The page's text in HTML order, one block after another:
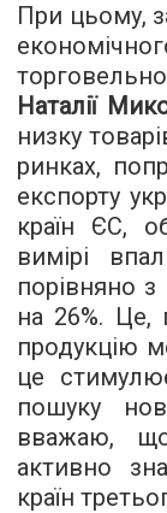
При цьому,
Наталії
низку
ринках,
експорту
країн ЄС,
вимірі
порівняно
на 26%. Це,
продукцію
це
пошуку
вважаю,
активно
країн